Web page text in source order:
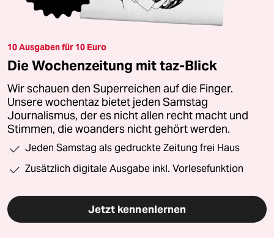
10 Ausgaben für 10 Euro
Die Wochenzeitung mit taz-Blick
Wir schauen den Superreichen auf die Finger.
Unsere wochentaz bietet jeden Samstag
Journalismus, der es nicht allen recht macht und
Stimmen, die woanders nicht gehört werden.
Jeden Samstag als gedruckte Zeitung frei Haus
Zusätzlich digitale Ausgabe inkl. Vorlesefunktion
Jetzt kennenlernen